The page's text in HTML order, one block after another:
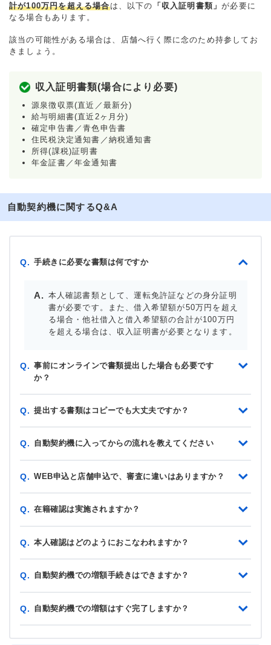
計が100万円を超える場合は、以下の 「収入証明書類」が必要に
なる場合もあります。
該当の可能性がある場合は、店舗へ行く際に念のため持参してお
きましょう。
収入証明書類(場合により必要)
源泉徴収票(直近／最新分)
給与明細書(直近2ヶ月分)
確定申告書／青色申告書
住民税決定通知書／納税通知書
所得(課税)証明書
年金証書／年金通知書
自動契約機に関するQ&A
Q. 手続きに必要な書類は何ですか
本人確認書類として、運転免許証などの身分証明
書が必要です。また、借入希望額が50万円を超え
る場合・他社借入と借入希望額の合計が100万円
を超える場合は、収入証明書が必要となります。
Q. 事前にオンラインで書類提出した場合も必要です
か？
Q. 提出する書類はコピーでも大丈夫ですか？
Q. 自動契約機に入ってからの流れを教えてください
Q. WEB申込と店舗申込で、審査に違いはありますか？
Q. 在籍確認は実施されますか？
Q. 本人確認はどのようにおこなわれますか？
Q. 自動契約機での増額手続きはできますか？
Q. 自動契約機での増額はすぐ完了しますか？